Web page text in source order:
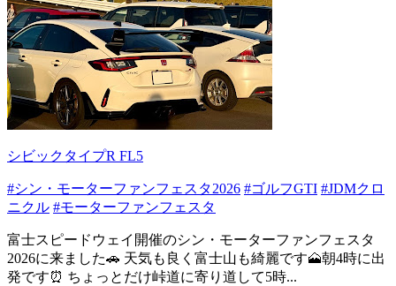
シビックタイプR FL5
#シン・モーターファンフェスタ2026 #ゴルフGTI #JDMクロ
ニクル #モーターファンフェスタ
富士スピードウェイ開催のシン・モーターファンフェスタ
2026に来ました🚗 天気も良く富士山も綺麗です🗻朝4時に出
発です⏰ ちょっとだけ峠道に寄り道して5時...